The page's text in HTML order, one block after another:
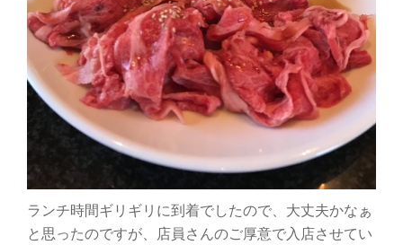
ランチ時間ギリギリに到着でしたので、大丈夫かなぁ
と思ったのですが、店員さんのご厚意で入店させてい